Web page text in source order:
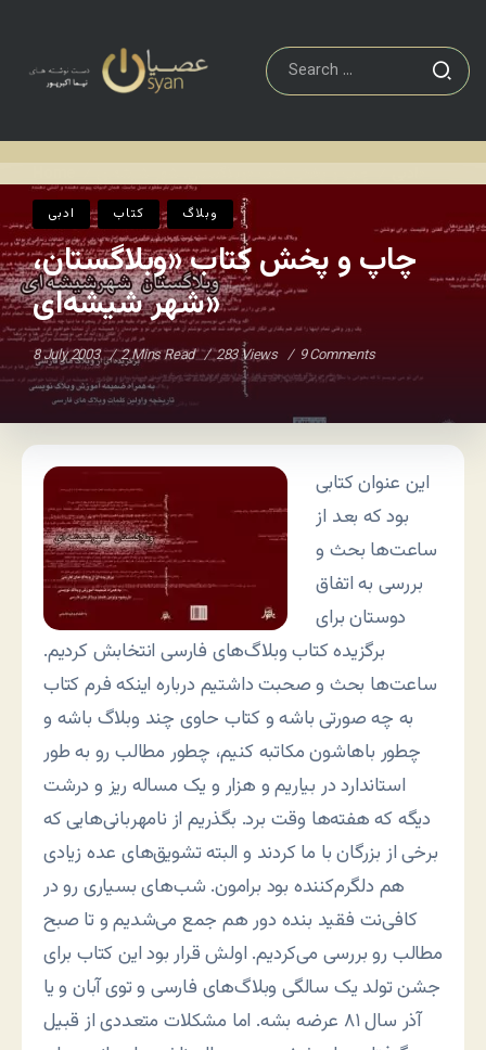
ادبی کتاب وبلاگ
چاپ و پخش کتاب «وبلاگستان،
شهر شیشه‌ای»
8 July 2003 2 Mins Read 283 Views 9 Comments
این عنوان کتابی
بود که بعد از
ساعت‌ها بحث و
بررسی به اتفاق
دوستان برای
برگزیده کتاب وبلاگ‌های فارسی انتخابش کردیم.
ساعت‌ها بحث و صحبت داشتیم درباره اینکه فرم کتاب
به چه صورتی باشه و کتاب حاوی چند وبلاگ باشه و
چطور باهاشون مکاتبه کنیم، چطور مطالب رو به طور
استاندارد در بیاریم و هزار و یک مساله ریز و درشت
دیگه که هفته‌ها وقت برد. بگذریم از نامهربانی‌هایی که
برخی از بزرگان با ما کردند و البته تشویق‌های عده زیادی
هم دلگرم‌کننده بود برامون. شب‌های بسیاری رو در
کافی‌نت فقید بنده دور هم جمع می‌شدیم و تا صبح
مطالب رو بررسی می‌کردیم. اولش قرار بود این کتاب برای
جشن تولد یک سالگی وبلاگ‌های فارسی و توی آبان و یا
آذر سال ۸۱ عرضه بشه. اما مشکلات متعددی از قبیل